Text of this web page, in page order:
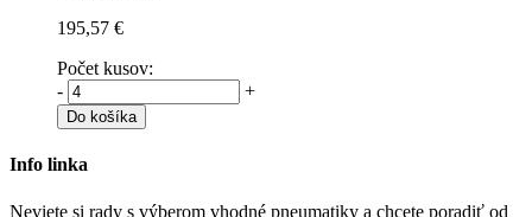
195,57 €
Počet kusov:
-
+
Do košíka
Info linka
Neviete si rady s výberom vhodné pneumatiky a chcete poradiť od